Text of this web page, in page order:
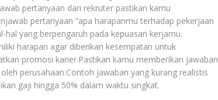
pertanyaan dari rekruter pastikan kamu
pertanyaan “apa harapanmu terhadap pekerjaan
hal yang berpengaruh pada kepuasan kerjamu.
harapan agar diberikan kesempatan untuk
promosi karier.Pastikan kamu memberikan jawaban
perusahaan.Contoh jawaban yang kurang realistis
gaji hingga 50% dalam waktu singkat.